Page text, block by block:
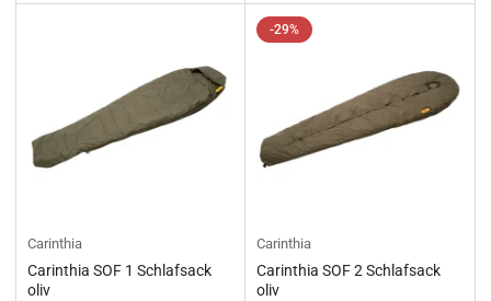
Carinthia
Carinthia SOF 1 Schlafsack
oliv
-29%
Carinthia
Carinthia SOF 2 Schlafsack
oliv